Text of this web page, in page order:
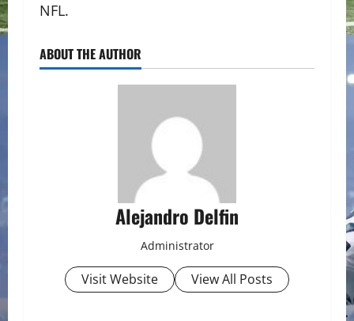
NFL.
ABOUT THE AUTHOR
Alejandro Delfin
Administrator
Visit Website View All Posts